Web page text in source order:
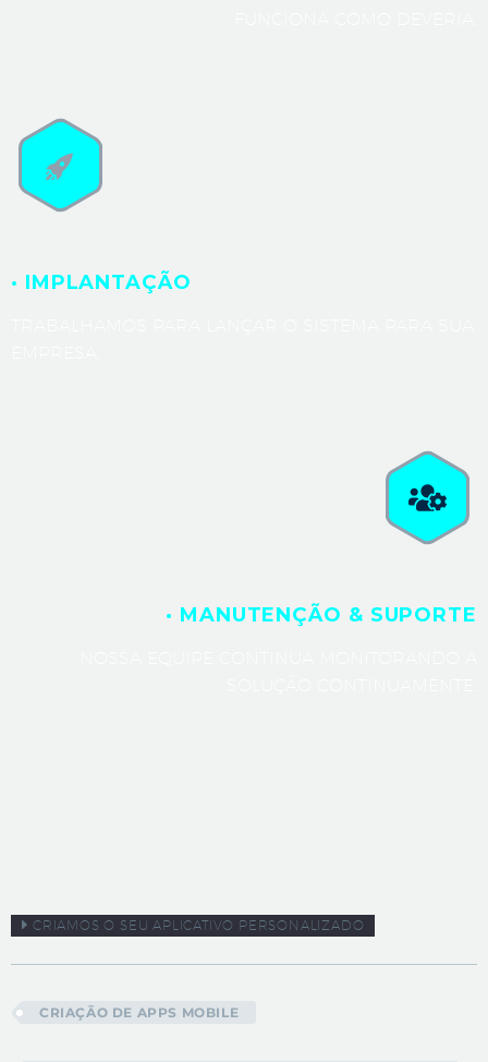
· IMPLANTAÇÃO
· MANUTENÇÃO & SUPORTE
CRIAMOS O SEU APLICATIVO PERSONALIZADO
CRIAÇÃO DE APPS MOBILE